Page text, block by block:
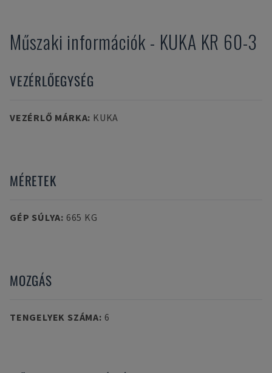
Műszaki információk - KUKA KR 60-3
VEZÉRLŐEGYSÉG
VEZÉRLŐ MÁRKA: KUKA
MÉRETEK
GÉP SÚLYA: 665 KG
MOZGÁS
TENGELYEK SZÁMA: 6